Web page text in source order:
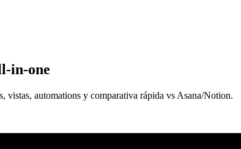
in-one
vistas, automations y comparativa rápida vs Asana/Notion.